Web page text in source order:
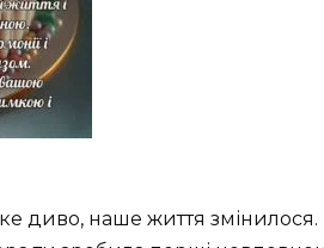
диво, наше життя змінилося.